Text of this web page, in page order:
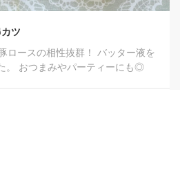
ツ
ロースの相性抜群！ バッター液を
。 おつまみやパーティーにも◎